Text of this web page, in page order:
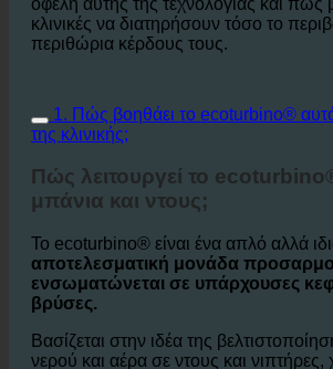
Αυτό το άρθρο εξηγεί πώς λειτουργεί
οφέλη αυτής της τεχνολογίας και πώς
1. Πώς βοηθάει το ecoturbino®
της κλινικής;
Πώς λειτουργεί το ecoturbino®
μπάνια και ντους;
Το ecoturbino® είναι ένα απλό αλλά
αποτελεσματική μονάδα
ενσωματώνεται σε υπάρχουσες
βρύσες.